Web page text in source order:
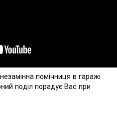
помічниця в гаражі
поділ порадує Вас при